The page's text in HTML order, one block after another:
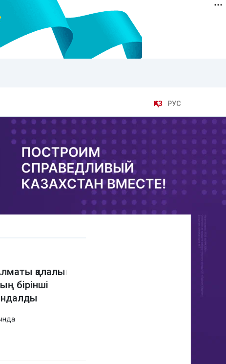
ҚАЗ РУС
қалалық
бірінші